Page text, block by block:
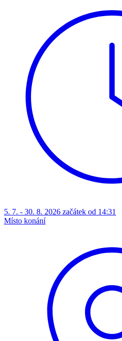
5. 7. - 30. 8. 2026 začátek od 14:31
Místo konání